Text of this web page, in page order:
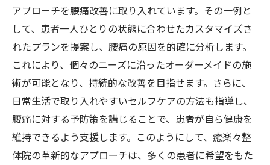
アプローチを腰痛改善に取り入れています。その一例と
して、患者一人ひとりの状態に合わせたカスタマイズさ
れたプランを提案し、腰痛の原因を的確に分析します。
これにより、個々のニーズに沿ったオーダーメイドの施
術が可能となり、持続的な改善を目指せます。さらに、
日常生活で取り入れやすいセルフケアの方法も指導し、
腰痛に対する予防策を講じることで、患者が自ら健康を
維持できるよう支援します。このようにして、癒楽々整
体院の革新的なアプローチは、多くの患者に希望をもた